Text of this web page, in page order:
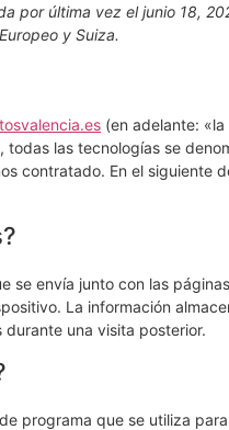
por última vez el junio 18,
y Suiza.
(en adelante:
las tecnologías se
contratado. En el siguiente
se envía junto con las
La información
una visita posterior.
programa que se utiliza